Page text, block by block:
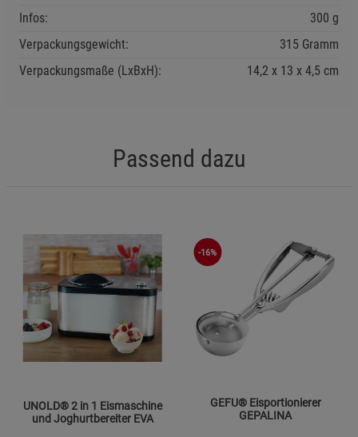
Infos:
300 g
Verpackungsgewicht:
315 Gramm
Verpackungsmaße (LxBxH):
14,2 13 4,5 cm
Passend dazu
UNOLD® 2 in 1 Eismaschine
und Joghurtbereiter EVA
-16%
GEFU® Eisportionierer
GEPALINA